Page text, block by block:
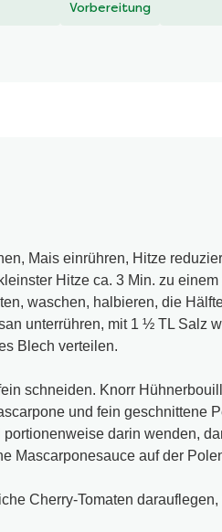
Vorbereitung
Mais einrühren, Hitze
Hitze ca. 3 Min. zu
waschen, halbieren, die
unterrühren, mit 1 ½ TL Salz
Blech verteilen.
schneiden. Knorr
und fein geschnittene
darin wenden,
Mascarponesauce auf der
Cherry-Tomaten